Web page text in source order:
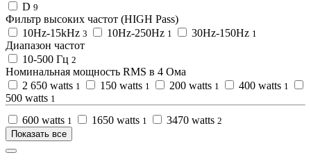
D 9
Фильтр высоких частот (HIGH Pass)
10Hz-15kHz 3 10Hz-250Hz 1 30Hz-150Hz 1
Диапазон частот
10-500 Гц 2
Номинальная мощность RMS в 4 Омa
2 650 watts 1 150 watts 1 200 watts 1 400 watts 1
500 watts 1
600 watts 1 1650 watts 1 3470 watts 2
Показать все